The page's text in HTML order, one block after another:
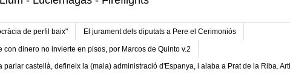
de perfil baix" El jurament dels diputats a Pere el Cerimoniós
con dinero no invierte en pisos, por Marcos de Quinto v.2
parlar castellà, defineix la (mala) administració d'Espanya, i alaba a Prat de la Riba.